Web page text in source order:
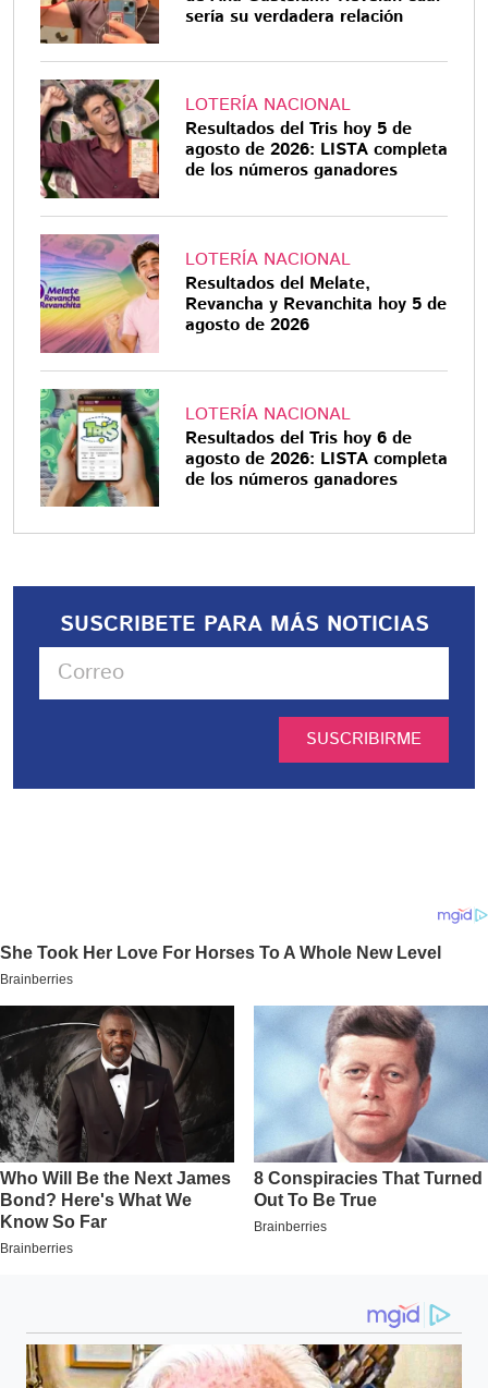
sería su verdadera relación
LOTERÍA NACIONAL
Resultados del Tris hoy 5 de
agosto de 2026: LISTA completa
de los números ganadores
LOTERÍA NACIONAL
Resultados del Melate,
Revancha y Revanchita hoy 5 de
agosto de 2026
LOTERÍA NACIONAL
Resultados del Tris hoy 6 de
agosto de 2026: LISTA completa
de los números ganadores
SUSCRIBETE PARA MÁS NOTICIAS
SUSCRIBIRME